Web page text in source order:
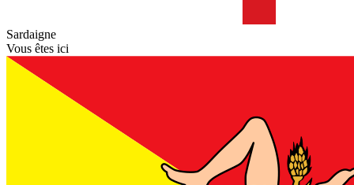
Sardaigne
Vous êtes ici